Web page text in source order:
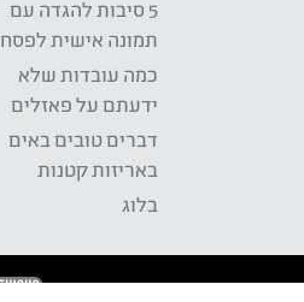
5 סיבות להגדה עם
תמונה אישית לפסח
כמה עובדות שלא
ידעתם על פאזלים
דברים טובים באים
באריזות קטנות
בלוג